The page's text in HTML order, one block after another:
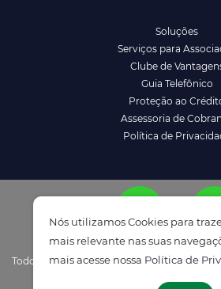
Nós utilizamos Cookies para
mais relevante nas suas
mais acesse nossa Política de
Soluções
Serviços para
Clube de
Guia Telefônico
Proteção ao
Assessoria de
Política de
Todos os direitos reservados à ACENM/